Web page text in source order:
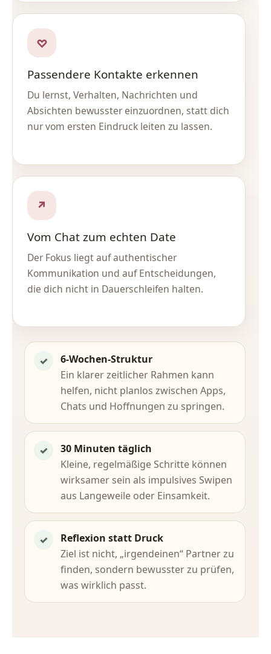
♡
Passendere Kontakte erkennen
Du lernst, Verhalten, Nachrichten und
Absichten bewusster einzuordnen, statt dich
nur vom ersten Eindruck leiten zu lassen.
↗
Vom Chat zum echten Date
Der Fokus liegt auf authentischer
Kommunikation und auf Entscheidungen,
die dich nicht in Dauerschleifen halten.
✓
6-Wochen-Struktur
Ein klarer zeitlicher Rahmen kann
helfen, nicht planlos zwischen Apps,
Chats und Hoffnungen zu springen.
✓
30 Minuten täglich
Kleine, regelmäßige Schritte können
wirksamer sein als impulsives Swipen
aus Langeweile oder Einsamkeit.
✓
Reflexion statt Druck
Ziel ist nicht, „irgendeinen“ Partner zu
finden, sondern bewusster zu prüfen,
was wirklich passt.